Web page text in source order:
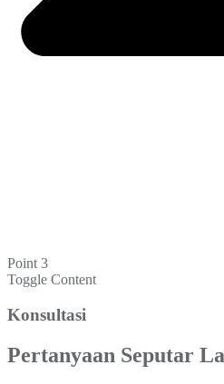
Point 3
Toggle Content
Konsultasi
Pertanyaan Seputar